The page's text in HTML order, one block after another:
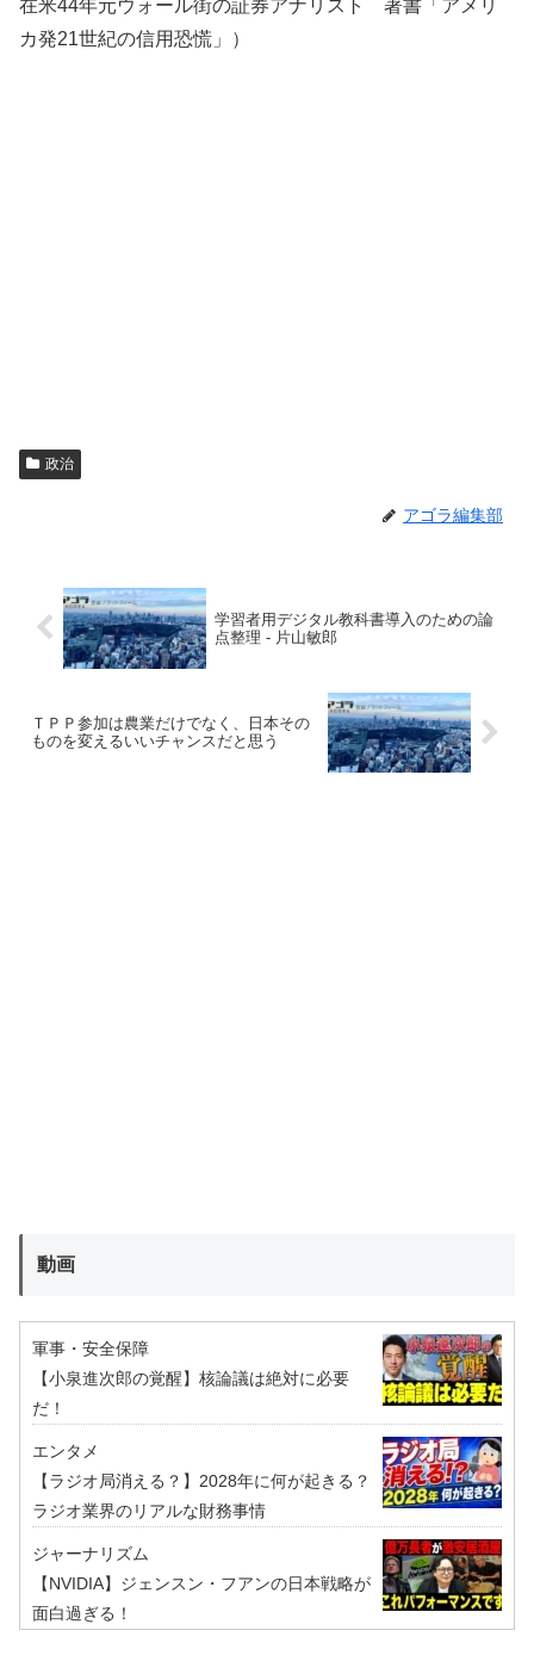
在米44年元ウォール街の証券アナリスト 著書「アメリ
カ発21世紀の信用恐慌」）
政治
アゴラ編集部
学習者用デジタル教科書導入のための論
点整理 - 片山敏郎
ＴＰＰ参加は農業だけでなく、日本その
ものを変えるいいチャンスだと思う
動画
軍事・安全保障
【小泉進次郎の覚醒】核論議は絶対に必要
だ！
エンタメ
【ラジオ局消える？】2028年に何が起きる？
ラジオ業界のリアルな財務事情
ジャーナリズム
【NVIDIA】ジェンスン・フアンの日本戦略が
面白過ぎる！